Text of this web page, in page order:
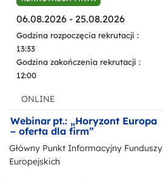
06.08.2026 - 25.08.2026
Godzina rozpoczęcia rekrutacji :
13:33
Godzina zakończenia rekrutacji :
12:00
ONLINE
Webinar pt.: „Horyzont Europa
– oferta dla firm”
Główny Punkt Informacyjny Funduszy
Europejskich